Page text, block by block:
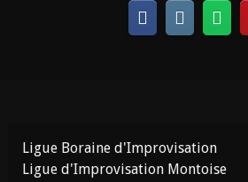
Ligue Boraine d'Improvisation
Ligue d'Improvisation Montoise